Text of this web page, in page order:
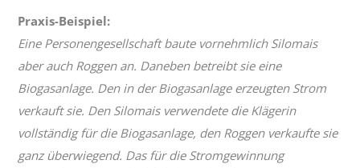
Praxis-Beispiel:
Eine Personengesellschaft baute vornehmlich Silomais
aber auch Roggen an. Daneben betreibt sie eine
Biogasanlage. Den in der Biogasanlage erzeugten Strom
verkauft sie. Den Silomais verwendete die Klägerin
vollständig für die Biogasanlage, den Roggen verkaufte sie
ganz überwiegend. Das für die Stromgewinnung